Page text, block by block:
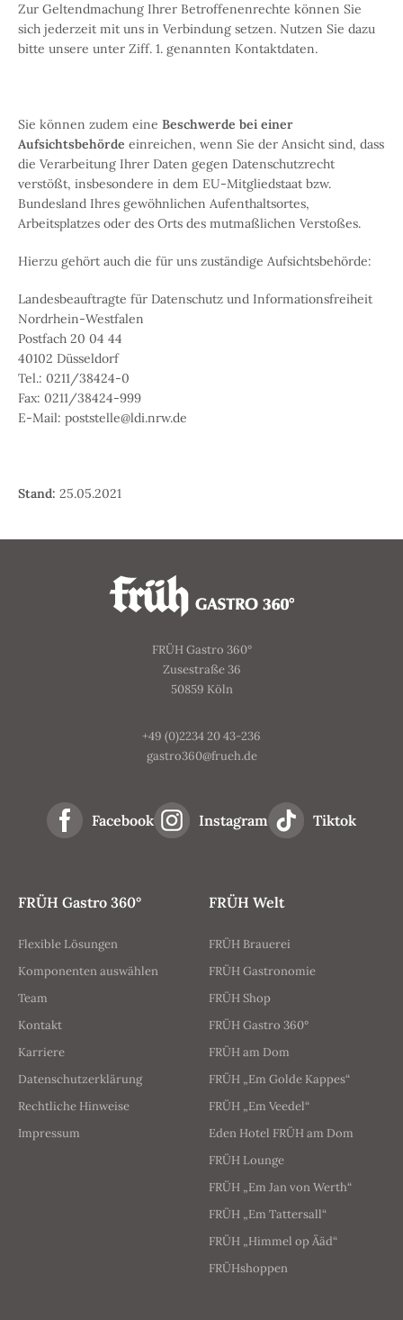
Zur Geltendmachung Ihrer Betroffenenrechte können Sie
sich jederzeit mit uns in Verbindung setzen. Nutzen Sie dazu
bitte unsere unter Ziff. 1. genannten Kontaktdaten.
Sie können zudem eine Beschwerde bei einer
Aufsichtsbehörde einreichen, wenn Sie der Ansicht sind, dass
die Verarbeitung Ihrer Daten gegen Datenschutzrecht
verstößt, insbesondere in dem EU-Mitgliedstaat bzw.
Bundesland Ihres gewöhnlichen Aufenthaltsortes,
Arbeitsplatzes oder des Orts des mutmaßlichen Verstoßes.
Hierzu gehört auch die für uns zuständige Aufsichtsbehörde:
Landesbeauftragte für Datenschutz und Informationsfreiheit
Nordrhein-Westfalen
Postfach 20 04 44
40102 Düsseldorf
Tel.: 0211/38424-0
Fax: 0211/38424-999
E-Mail: poststelle@ldi.nrw.de
Stand: 25.05.2021
FRÜH Gastro 360°
Zusestraße 36
50859 Köln
+49 (0)2234 20 43-236
gastro360@frueh.de
Facebook Instagram Tiktok
FRÜH Gastro 360°
Flexible Lösungen
Komponenten auswählen
Team
Kontakt
Karriere
Datenschutzerklärung
Rechtliche Hinweise
Impressum
FRÜH Welt
FRÜH Brauerei
FRÜH Gastronomie
FRÜH Shop
FRÜH Gastro 360°
FRÜH am Dom
FRÜH „Em Golde Kappes“
FRÜH „Em Veedel“
Eden Hotel FRÜH am Dom
FRÜH Lounge
FRÜH „Em Jan von Werth“
FRÜH „Em Tattersall“
FRÜH „Himmel op Ääd“
FRÜHshoppen